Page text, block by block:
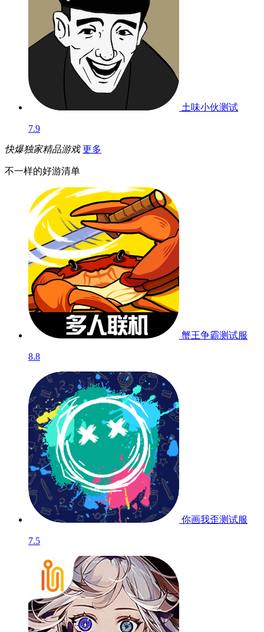
土味小伙测试
7.9
快爆独家精品游戏 更多
不一样的好游清单
蟹王争霸测试服
8.8
你画我歪测试服
7.5